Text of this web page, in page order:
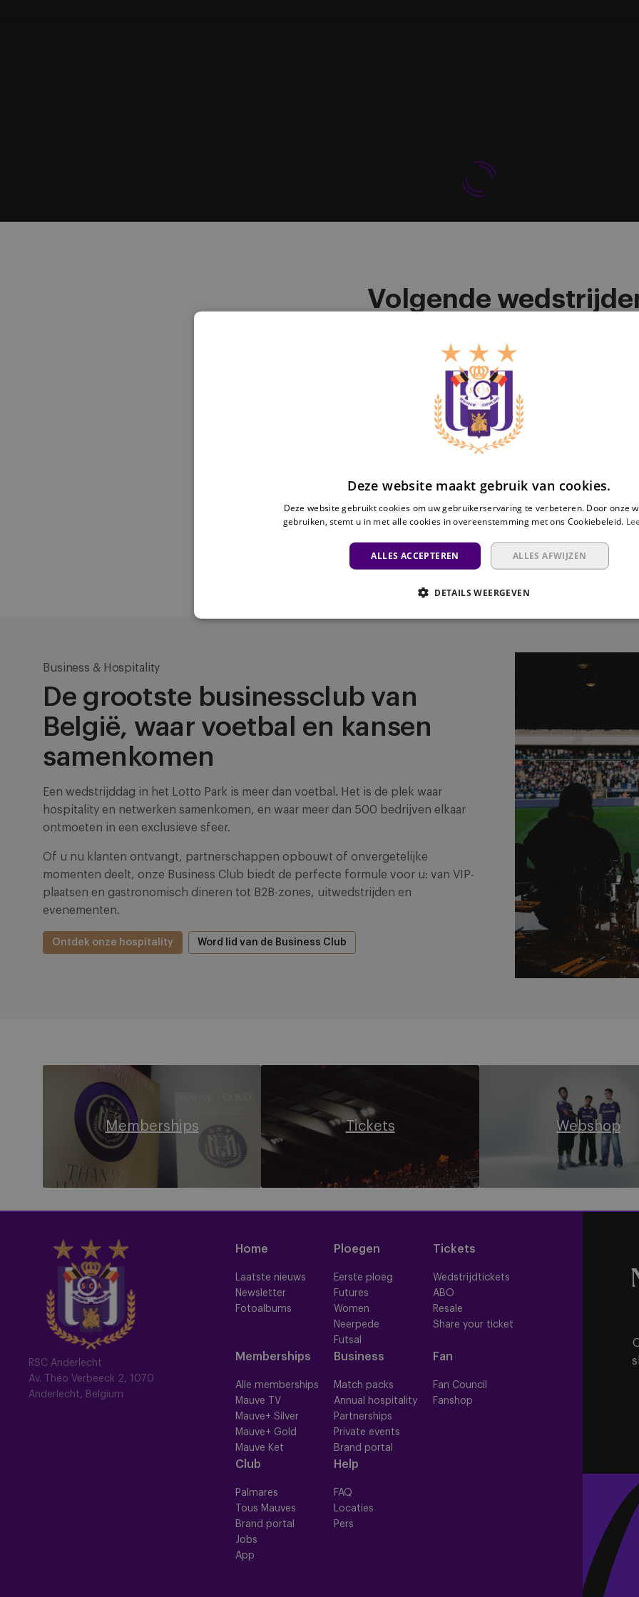
Volgende
Live on Mauve
vs
vs
Free tickets
vs
Business & Hospitality
De grootste businessclub van
België, waar voetbal en kansen
samenkomen
Een wedstrijddag in het Lotto Park is meer dan voetbal. Het is de plek waar
hospitality en netwerken samenkomen, en waar meer dan 500 bedrijven elkaar
ontmoeten in een exclusieve sfeer.
Of u nu klanten ontvangt, partnerschappen opbouwt of onvergetelijke
momenten deelt, onze Business Club biedt de perfecte formule voor u: van VIP-
plaatsen en gastronomisch dineren tot B2B-zones, uitwedstrijden en
evenementen.
Ontdek onze hospitality Word lid van de Business Club
Memberships Tickets Webshop
RSC Anderlecht
Av. Théo Verbeeck 2, 1070
Anderlecht, Belgium
Home
Laatste nieuws
Newsletter
Fotoalbums
Ploegen
Eerste ploeg
Futures
Women
Neerpede
Futsal
Tickets
Wedstrijdtickets
ABO
Resale
Share your ticket
Memberships
Alle memberships
Mauve TV
Mauve+ Silver
Mauve+ Gold
Mauve Ket
Business
Match packs
Annual hospitality
Partnerships
Private events
Brand portal
Fan
Fan Council
Fanshop
Club
Palmares
Tous Mauves
Brand portal
Jobs
App
Help
FAQ
Locaties
Pers
Deze website maakt gebruik van cookies.
Deze website gebruikt cookies om uw gebruikerservaring te verbeteren. Door onze
gebruiken, stemt u in met alle cookies in overeenstemming met ons Cookiebeleid.
ALLES ACCEPTEREN ALLES AFWIJZEN
DETAILS WEERGEVEN